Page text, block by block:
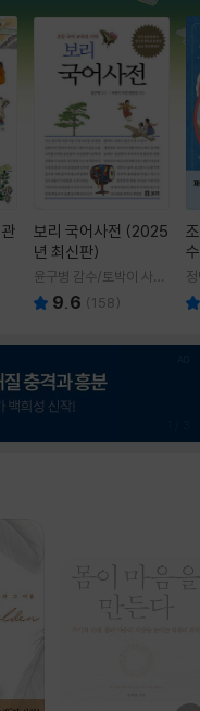
보리 국어사전 (2025
년 최신판)
윤구병 감수/토박이 사전
편찬실 편
9.6 (158)